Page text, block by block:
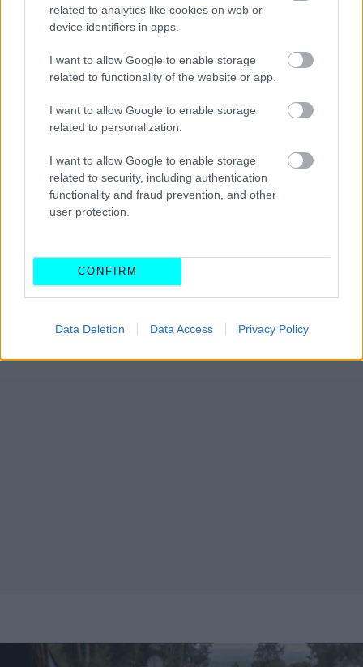
related to analytics like cookies on web or
device identifiers in apps.
I want to allow Google to enable storage
related to functionality of the website or app.
I want to allow Google to enable storage
related to personalization.
I want to allow Google to enable storage
related to security, including authentication
functionality and fraud prevention, and other
user protection.
CONFIRM
Data Deletion Data Access Privacy Policy